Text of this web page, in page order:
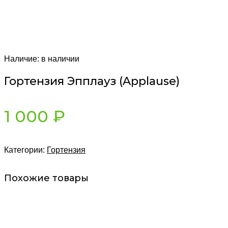
Наличие: в наличии
Гортензия Эпплауз (Applause)
1 000 ₽
Категории: Гортензия
Похожие товары